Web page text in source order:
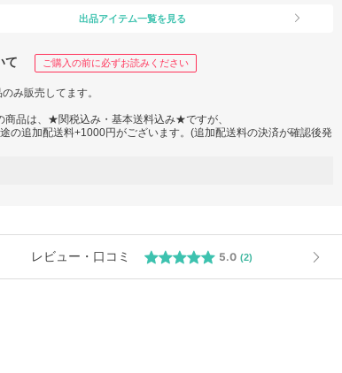
出品アイテム一覧を見る
て ご購入の前に必ずお読みください
み販売してます。
品は、★関税込み・基本送料込み★ですが、
の追加配送料+1000円がございます。(追加配送料の決済が確認後発
ピーター限定クーポン発行致します。
できる商品につきましては、事前にお問い合わせ戴きますと、でき
包装致します。(+追加料金発生)
レビュー・口コミ 5.0 (2)